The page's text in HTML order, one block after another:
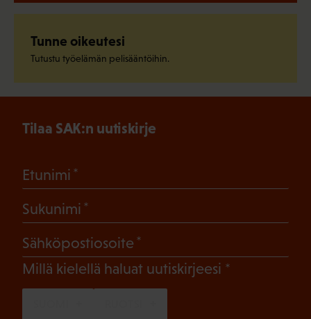
Tunne oikeutesi
Tutustu työelämän pelisääntöihin.
Tilaa SAK:n uutiskirje
Etunimi
Sukunimi
Sähköpostiosoite
Millä kielellä haluat uutiskirjeesi (Pakollinen)